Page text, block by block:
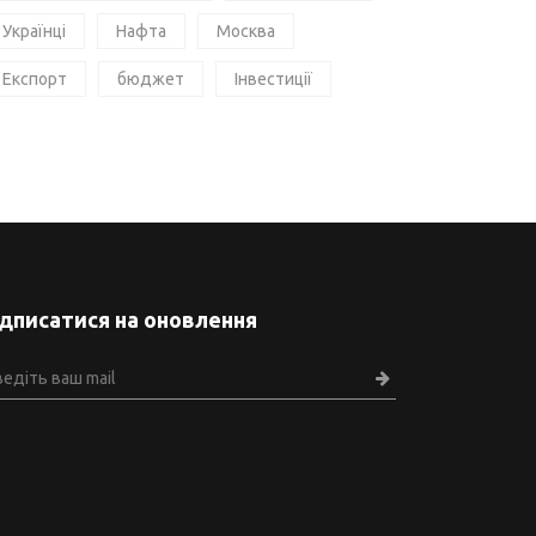
Українці Нафта Москва
Експорт бюджет Інвестиції
на оновлення